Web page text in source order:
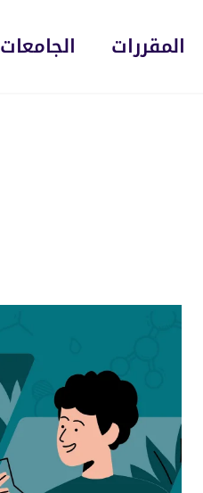
الجامعات المقررات